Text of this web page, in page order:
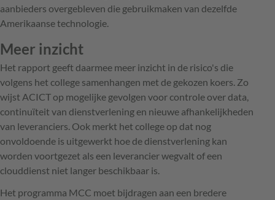
aanbieders overgebleven die gebruikmaken van dezelfde
Amerikaanse technologie.
Meer inzicht
Het rapport geeft daarmee meer inzicht in de risico's die
volgens het college samenhangen met de gekozen koers. Zo
wijst ACICT op mogelijke gevolgen voor controle over data,
continuïteit van dienstverlening en nieuwe afhankelijkheden
van leveranciers. Ook merkt het college op dat nog
onvoldoende is uitgewerkt hoe de dienstverlening kan
worden voortgezet als een leverancier wegvalt of een
clouddienst niet langer beschikbaar is.
Het programma MCC moet bijdragen aan een bredere